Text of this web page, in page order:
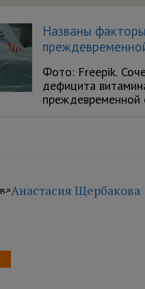
Названы
Фото: Freepik.
дефицита
преждевременной
Анастасия Щербакова